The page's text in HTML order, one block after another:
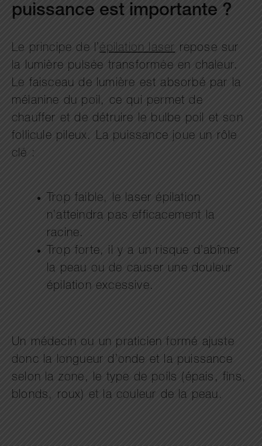
puissance est importante ?
Le principe de l’épilation laserrepose sur
la lumière pulsée transformée en chaleur.
Le faisceau de lumière est absorbé par la
mélanine du poil, ce qui permet de
chauffer et de détruire le bulbe poil et son
follicule pileux. La puissance joue un rôle
clé :
Trop faible, le laser épilation
n’atteindra pas efficacement la
racine.
Trop forte, il y a un risque d’abîmer
la peau ou de causer une douleur
épilation excessive.
Un médecin ou un praticien formé ajuste
donc la longueur d’onde et la puissance
selon la zone, le type de poils (épais, fins,
blonds, roux) et la couleur de la peau.